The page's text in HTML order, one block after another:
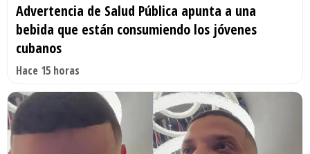
Advertencia de Salud Pública apunta a una
bebida que están consumiendo los jóvenes
cubanos
Hace 15 horas